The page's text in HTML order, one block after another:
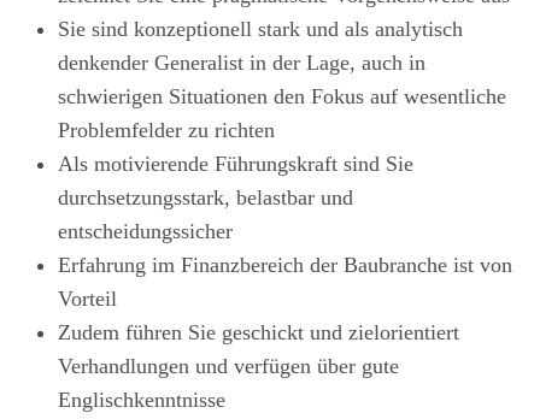
Sie sind konzeptionell stark und als analytisch
denkender Generalist in der Lage, auch in
schwierigen Situationen den Fokus auf wesentliche
Problemfelder zu richten
Als motivierende Führungskraft sind Sie
durchsetzungsstark, belastbar und
entscheidungssicher
Erfahrung im Finanzbereich der Baubranche ist von
Vorteil
Zudem führen Sie geschickt und zielorientiert
Verhandlungen und verfügen über gute
Englischkenntnisse